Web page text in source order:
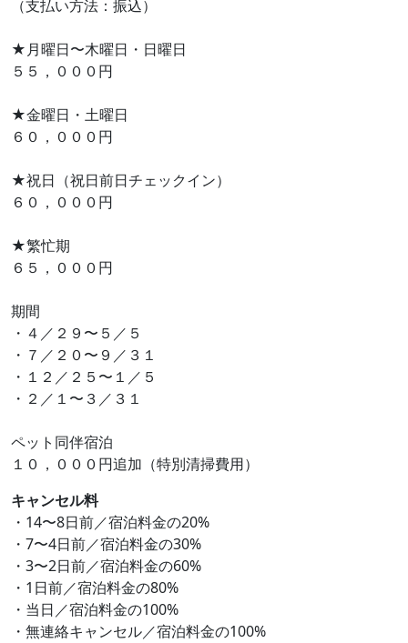
（支払い方法：振込）
★月曜日〜木曜日・日曜日
５５，０００円
★金曜日・土曜日
６０，０００円
★祝日（祝日前日チェックイン）
６０，０００円
★繁忙期
６５，０００円
期間
・４／２９〜５／５
・７／２０〜９／３１
・１２／２５〜１／５
・２／１〜３／３１
ペット同伴宿泊
１０，０００円追加（特別清掃費用）
キャンセル料
・14〜8日前／宿泊料金の20%
・7〜4日前／宿泊料金の30%
・3〜2日前／宿泊料金の60%
・1日前／宿泊料金の80%
・当日／宿泊料金の100%
・無連絡キャンセル／宿泊料金の100%